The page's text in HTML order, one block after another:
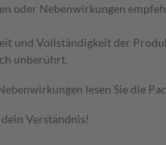
oder Nebenwirkungen
und Vollständigkeit der
unberührt.
lesen Sie die
Verständnis!